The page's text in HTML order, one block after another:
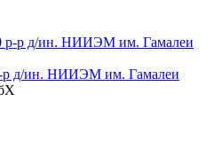
р д/ин. НИИЭМ им. Гамалеи